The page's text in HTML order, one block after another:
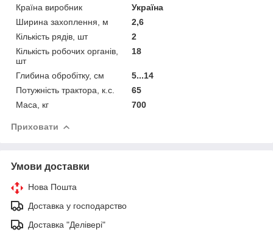
Країна виробник
Україна
Ширина захоплення, м
2,6
Кількість рядів, шт
2
Кількість робочих органів,
шт
18
Глибина обробітку, см
5...14
Потужність трактора, к.с.
65
Маса, кг
700
Приховати
Умови доставки
Нова Пошта
Доставка у господарство
Доставка "Делівері"